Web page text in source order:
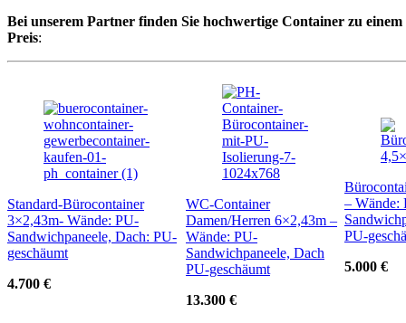
Bei unserem Partner finden Sie hochwertige Container zu einem
Preis:
Standard-Bürocontainer
3×2,43m- Wände: PU-
Sandwichpaneele, Dach: PU-
geschäumt
4.700 €
WC-Container
Damen/Herren 6×2,43m –
Wände: PU-
Sandwichpaneele, Dach
PU-geschäumt
13.300 €
– Wände:
PU-
5.000 €